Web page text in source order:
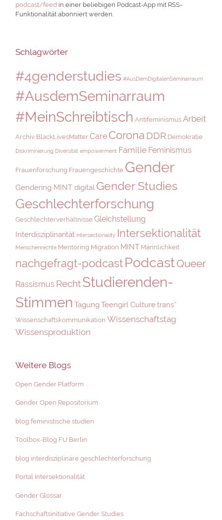
podcast/feed in einer beliebigen Podcast-App mit RSS-
Funktionalität abonniert werden.
Schlagwörter
#4genderstudies #AusDemDigitalenSeminarraum
#AusdemSeminarraum
#MeinSchreibtisch Antifeminismus Arbeit
Archiv BlackLivesMatter Care Corona DDR Demokratie
Diskriminierung Diversität empowerment Familie Feminismus
Frauenforschung Frauengeschichte Gender
Gendering MINT digital Gender Studies
Geschlechterforschung
Geschlechterverhältnisse Gleichstellung
Interdisziplinarität intersectionality Intersektionalität
Menschenrechte Mentoring Migration MINT Männlichkeit
nachgefragt-podcastPodcastQueer
Rassismus RechtStudierenden-
Stimmen Tagung Teengirl Culturetrans*
Wissenschaftskommunikation Wissenschaftstag
Wissensproduktion
Weitere Blogs
Open Gender Platform
Gender Open Repositorium
blog feministische studien
Toolbox-Blog FU Berlin
blog interdisziplinäre geschlechterforschung
Portal Intersektionalität
Gender Glossar
Fachschaftsinitiative Gender Studies